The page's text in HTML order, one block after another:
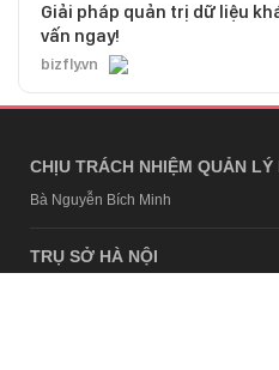
Giải pháp quản trị dữ liệu
vấn ngay!
bizfly.vn
CHỊU TRÁCH NHIỆM QUẢN LÝ
Bà Nguyễn Bích Minh
TRỤ SỞ HÀ NỘI